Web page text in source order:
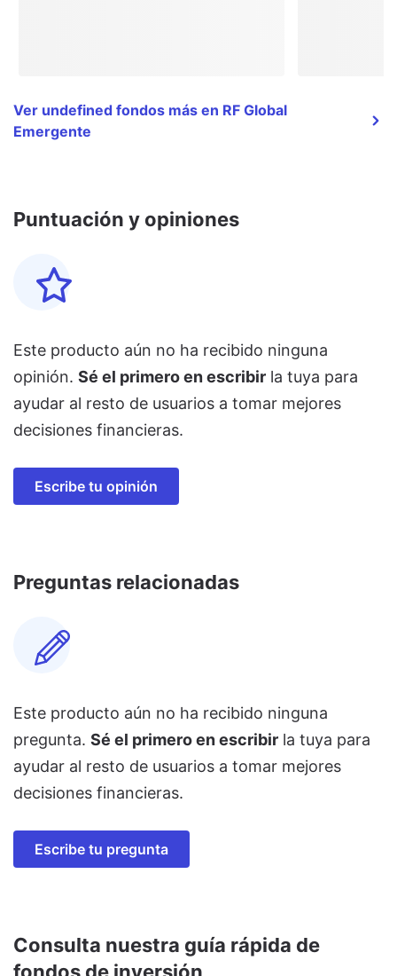
Ver undefined fondos más en RF Global
Emergente
Puntuación y opiniones
Este producto aún no ha recibido ninguna
opinión. Sé el primero en escribir la tuya para
ayudar al resto de usuarios a tomar mejores
decisiones financieras.
Escribe tu opinión
Preguntas relacionadas
Este producto aún no ha recibido ninguna
pregunta. Sé el primero en escribir la tuya para
ayudar al resto de usuarios a tomar mejores
decisiones financieras.
Escribe tu pregunta
Consulta nuestra guía rápida de
fondos de inversión